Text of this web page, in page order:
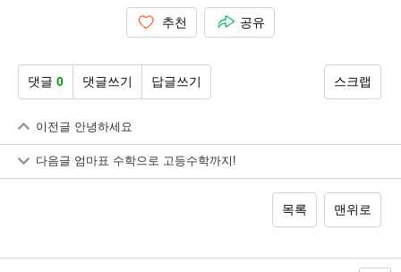
추천 공유
댓글 0 댓글쓰기 답글쓰기 스크랩
이전글 안녕하세요
다음글 엄마표 수학으로 고등수학까지!
목록 맨위로